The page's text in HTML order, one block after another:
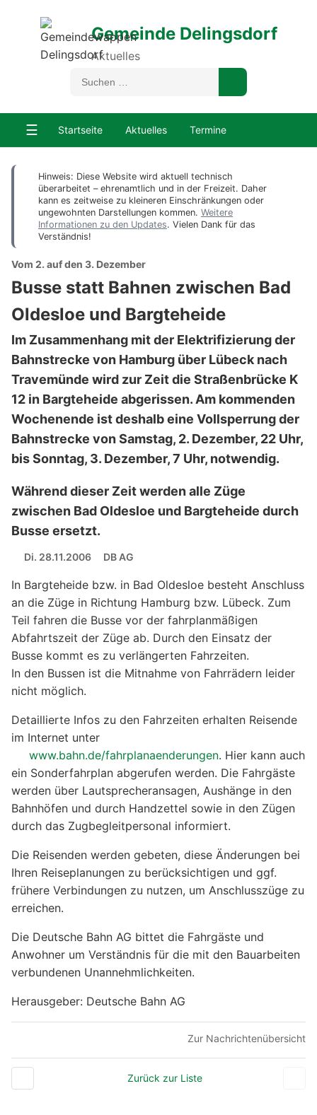
Gemeinde Delingsdorf
Aktuelles
☰ Startseite Aktuelles Termine
Hinweis: Diese Website wird aktuell technisch
überarbeitet – ehrenamtlich und in der Freizeit. Daher
kann es zeitweise zu kleineren Einschränkungen oder
ungewohnten Darstellungen kommen. Weitere
Informationen zu den Updates. Vielen Dank für das
Verständnis!
Vom 2. auf den 3. Dezember
Busse statt Bahnen zwischen Bad
Oldesloe und Bargteheide
Im Zusammenhang mit der Elektrifizierung der
Bahnstrecke von Hamburg über Lübeck nach
Travemünde wird zur Zeit die Straßenbrücke K
12 in Bargteheide abgerissen. Am kommenden
Wochenende ist deshalb eine Vollsperrung der
Bahnstrecke von Samstag, 2. Dezember, 22 Uhr,
bis Sonntag, 3. Dezember, 7 Uhr, notwendig.
Während dieser Zeit werden alle Züge
zwischen Bad Oldesloe und Bargteheide durch
Busse ersetzt.
Di. 28.11.2006 DB AG
In Bargteheide bzw. in Bad Oldesloe besteht Anschluss
an die Züge in Richtung Hamburg bzw. Lübeck. Zum
Teil fahren die Busse vor der fahrplanmäßigen
Abfahrtszeit der Züge ab. Durch den Einsatz der
Busse kommt es zu verlängerten Fahrzeiten.
In den Bussen ist die Mitnahme von Fahrrädern leider
nicht möglich.
Detaillierte Infos zu den Fahrzeiten erhalten Reisende
im Internet unter
www.bahn.de/fahrplanaenderungen. Hier kann auch
ein Sonderfahrplan abgerufen werden. Die Fahrgäste
werden über Lautsprecheransagen, Aushänge in den
Bahnhöfen und durch Handzettel sowie in den Zügen
durch das Zugbegleitpersonal informiert.
Die Reisenden werden gebeten, diese Änderungen bei
Ihren Reiseplanungen zu berücksichtigen und ggf.
frühere Verbindungen zu nutzen, um Anschlusszüge zu
erreichen.
Die Deutsche Bahn AG bittet die Fahrgäste und
Anwohner um Verständnis für die mit den Bauarbeiten
verbundenen Unannehmlichkeiten.
Herausgeber: Deutsche Bahn AG
Zur Nachrichtenübersicht
Zurück zur Liste